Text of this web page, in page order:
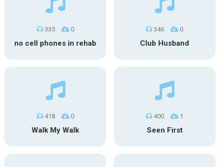
335 0
no cell phones in rehab
346 0
Club Husband
418 0
Walk My Walk
400 1
Seen First